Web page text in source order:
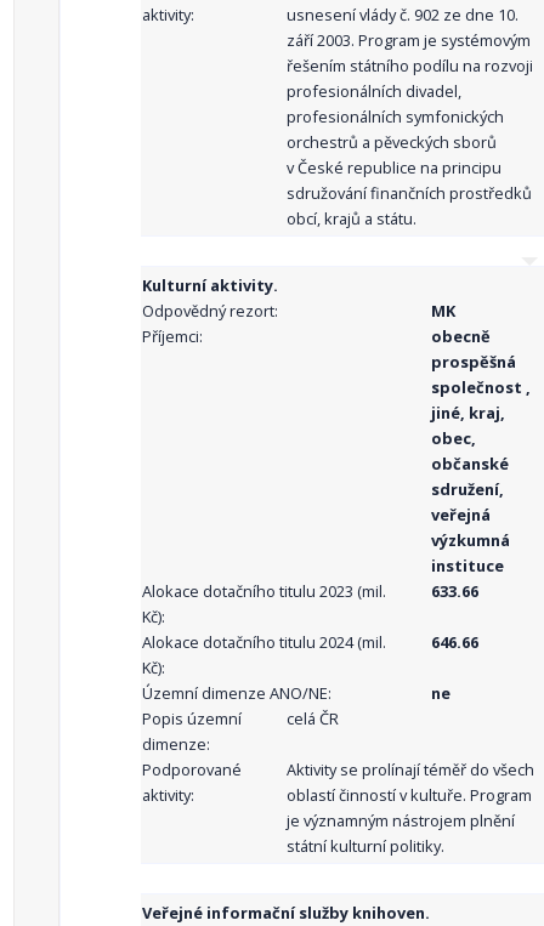
aktivity:
usnesení vlády č. 902 ze dne 10.
září 2003. Program je systémovým
řešením státního podílu na rozvoji
profesionálních divadel,
profesionálních symfonických
orchestrů a pěveckých sborů
v České republice na principu
sdružování finančních prostředků
obcí, krajů a státu.
Kulturní aktivity.
Odpovědný rezort:
MK
Příjemci:
obecně
prospěšná
společnost ,
jiné, kraj,
obec,
občanské
sdružení,
veřejná
výzkumná
instituce
Alokace dotačního titulu 2023 (mil.
Kč):
633.66
Alokace dotačního titulu 2024 (mil.
Kč):
646.66
Územní dimenze ANO/NE:
ne
Popis územní
dimenze:
celá ČR
Podporované
aktivity:
Aktivity se prolínají téměř do všech
oblastí činností v kultuře. Program
je významným nástrojem plnění
státní kulturní politiky.
Veřejné informační služby knihoven.